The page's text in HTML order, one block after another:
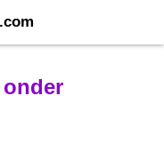
onder